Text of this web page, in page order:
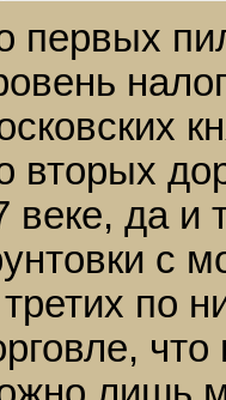
первых
вторых
веке, да и
с
по